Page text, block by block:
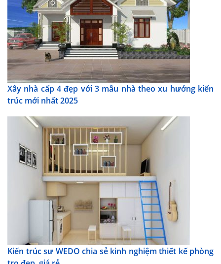
Xây nhà cấp 4 đẹp với 3 mẫu nhà theo xu hướng kiến
trúc mới nhất 2025
Kiến trúc sư WEDO chia sẻ kinh nghiệm thiết kế phòng